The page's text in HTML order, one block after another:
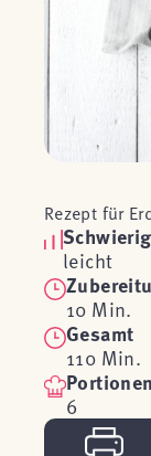
Rezept für
leicht
10 Min.
Gesamt
110 Min.
Portionen
6